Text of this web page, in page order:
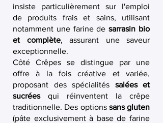
insiste particulièrement sur l'emploi
de produits frais et sains, utilisant
notamment une farine desarrasin bio
et complète, assurant une saveur
exceptionnelle.
Côté Crêpes se distingue par une
offre à la fois créative et variée,
proposant des spécialités salées et
sucréesqui réinventent la crêpe
traditionnelle. Des options sans gluten
(pâte exclusivement à base de farine